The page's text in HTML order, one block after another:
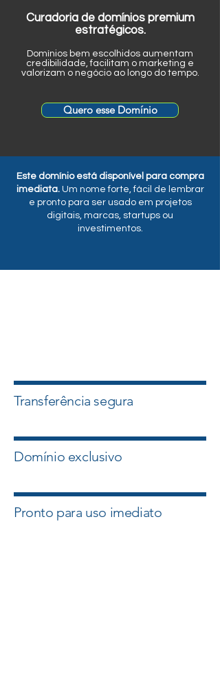
Curadoria de domínios premium
estratégicos.
Domínios bem escolhidos aumentam
credibilidade, facilitam o marketing e
valorizam o negócio ao longo do tempo.
Quero esse Domínio
Este domínio está disponível para compra
imediata. Um nome forte, fácil de lembrar
e pronto para ser usado em projetos
digitais, marcas, startups ou
investimentos.
Transferência segura
Domínio exclusivo
Pronto para uso imediato